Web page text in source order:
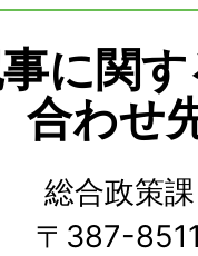
に関
合わせ
総合政策課
〒387-